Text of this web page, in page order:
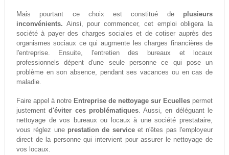
Mais pourtant ce choix est constitué de plusieurs
inconvénients. Ainsi, pour commencer, cet emploi obligera la
société à payer des charges sociales et de cotiser auprès des
organismes sociaux ce qui augmente les charges financières de
l'entreprise. Ensuite, l'entretien des bureaux et locaux
professionnels dépent d'une seule personne ce qui pose un
problème en son absence, pendant ses vacances ou en cas de
maladie.
Faire appel à notre Entreprise de nettoyage sur Ecuelles permet
justementd'éviter ces problématiques. Aussi, en déléguant le
nettoyage de vos bureaux ou locaux à une société prestataire,
vous réglez une prestation de serviceet n'êtes pas l'employeur
direct de la personne qui intervient pour assurer le nettoyage de
vos locaux.